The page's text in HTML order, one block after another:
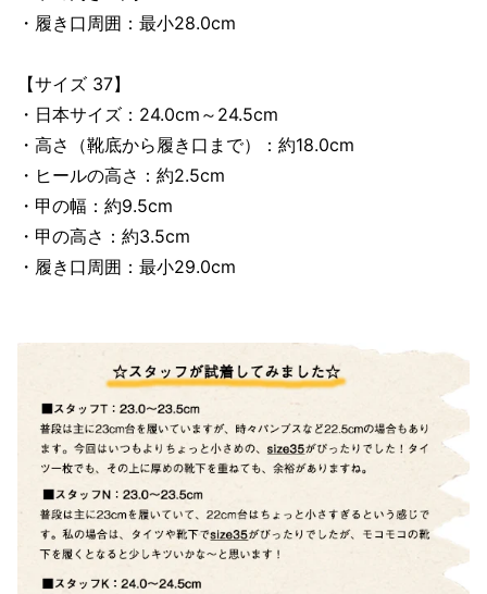
・履き口周囲：最小28.0cm
【サイズ 37】
・日本サイズ：24.0cm～24.5cm
・高さ（靴底から履き口まで）：約18.0cm
・ヒールの高さ：約2.5cm
・甲の幅：約9.5cm
・甲の高さ：約3.5cm
・履き口周囲：最小29.0cm